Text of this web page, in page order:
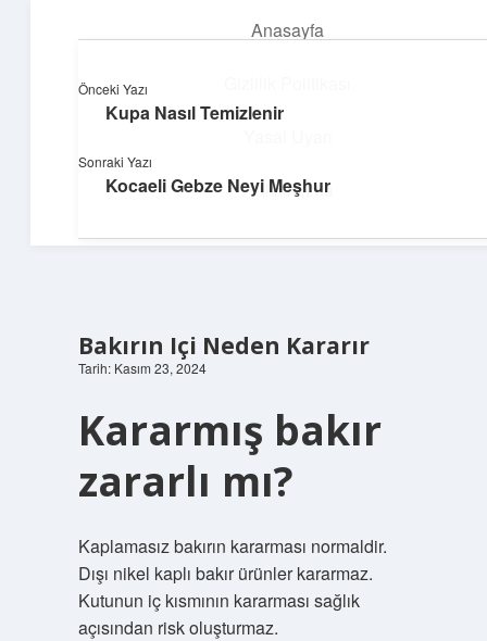
Anasayfa
Hakkımızda
Enerji Dolu Fikirler
Hayatına güç katan neşeli öneriler!
Bakırın Içi Neden Kararır
Tarih: Kasım 23, 2024
Kararmış bakır
zararlı mı?
Kaplamasız bakırın kararması normaldir.
Dışı nikel kaplı bakır ürünler kararmaz.
Kutunun iç kısmının kararması sağlık
açısından risk oluşturmaz.
Önceki Yazı
Kupa Nasıl Temizlenir
Sonraki Yazı
Kocaeli Gebze Neyi Meşhur